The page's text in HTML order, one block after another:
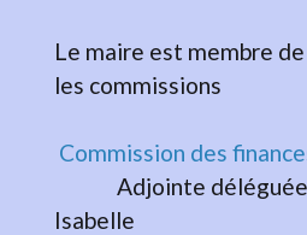
Le maire est membre
les commissions
Commission des
Adjointe
Isabelle